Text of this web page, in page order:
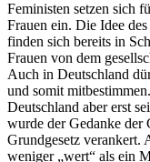
Feministen setzen sich
Frauen ein. Die Idee
finden sich bereits in
Frauen von dem
Auch in Deutschland
und somit
Deutschland aber erst
wurde der Gedanke
Grundgesetz verankert.
weniger „wert“ als ein